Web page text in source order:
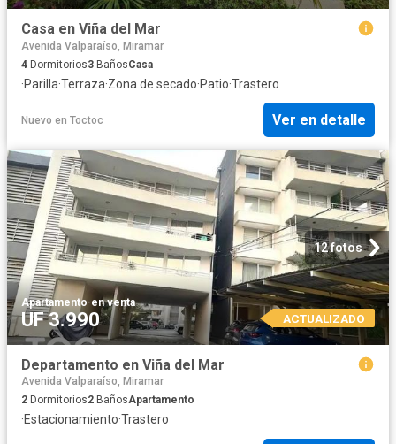
Casa en Viña del Mar
Avenida Valparaíso, Miramar
4 Dormitorios3 BañosCasa
·Parilla·Terraza·Zona de secado·Patio·Trastero
Nuevo en Toctoc Ver en detalle
12 fotos
Apartamento·en venta
UF 3.990 ACTUALIZADO
Departamento en Viña del Mar
Avenida Valparaíso, Miramar
2 Dormitorios2 BañosApartamento
·Estacionamiento·Trastero